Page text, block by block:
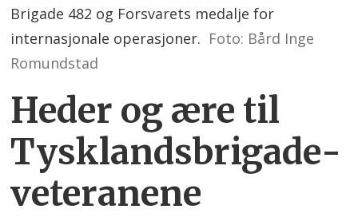
Brigade 482 og Forsvarets medalje for
internasjonale operasjoner. Foto: Bård Inge
Romundstad
Heder og ære til
Tysklandsbrigade­
veteranene